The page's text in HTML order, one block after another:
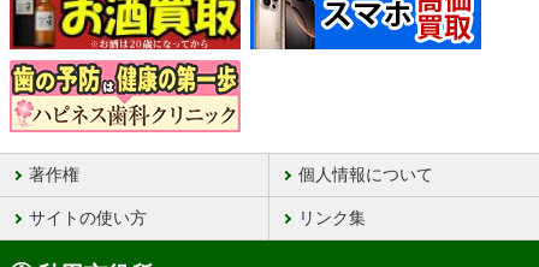
著作権 個人情報について
サイトの使い方 リンク集